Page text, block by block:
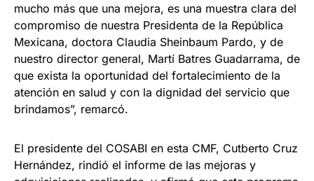
mucho más que una mejora, es una muestra clara del
compromiso de nuestra Presidenta de la República
Mexicana, doctora Claudia Sheinbaum Pardo, y de
nuestro director general, Martí Batres Guadarrama, de
que exista la oportunidad del fortalecimiento de la
atención en salud y con la dignidad del servicio que
brindamos”, remarcó.
El presidente del COSABI en esta CMF, Cutberto Cruz
Hernández, rindió el informe de las mejoras y